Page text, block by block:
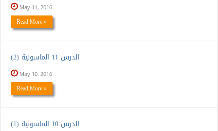
May 11, 2016
Read More »
الدرس 11 الماسونية (2)
May 10, 2016
Read More »
الدرس 10 الماسونية (1)